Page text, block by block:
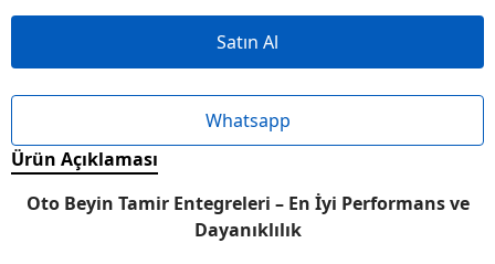
Satın Al
Whatsapp
Ürün Açıklaması
Oto Beyin Tamir Entegreleri – En İyi Performans ve
Dayanıklılık